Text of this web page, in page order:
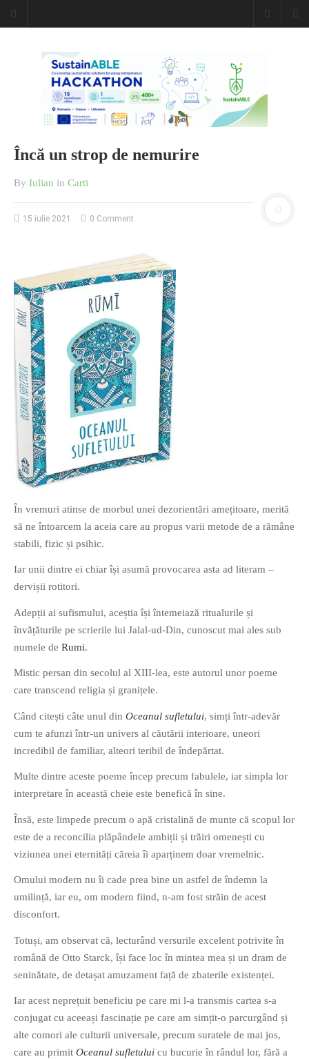
Caiet de
insemnari
DESCARCĂ!
O poveste in care sexul se
confunda cu dragostea,
cinismul cu idealismul si
poezia cu umorul.
DESCARCĂ!
If you like movies, words and
mind games, then this is the
book for you. Take the
own acrostics and describing
famous movies by using the
very letters of their titles!
RASFOIESTE
PAGINI
Contact
Descarca povestirea Floare
Albastra!
Încă un strop de nemurire
By Iulian in Carti
15 iulie 2021 0 Comment
În vremuri atinse de morbul unei dezorientări amețitoare, merită
să ne întoarcem la aceia care au propus varii metode de a rămâne
stabili, fizic și psihic.
Iar unii dintre ei chiar își asumă provocarea asta ad literam –
dervișii rotitori.
Adepții ai sufismului, aceștia își întemeiază ritualurile și
învățăturile pe scrierile lui Jalal-ud-Din, cunoscut mai ales sub
numele de Rumi.
Mistic persan din secolul al XIII-lea, este autorul unor poeme
care transcend religia și granițele.
Când citești câte unul din Oceanul sufletului, simți într-adevăr
cum te afunzi într-un univers al căutării interioare, uneori
incredibil de familiar, alteori teribil de îndepărtat.
Multe dintre aceste poeme încep precum fabulele, iar simpla lor
interpretare în această cheie este benefică în sine.
Însă, este limpede precum o apă cristalină de munte că scopul lor
este de a reconcilia plăpândele ambiții și trăiri omenești cu
viziunea unei eternități căreia îi aparținem doar vremelnic.
Omului modern nu îi cade prea bine un astfel de îndemn la
umilință, iar eu, om modern fiind, n-am fost străin de acest
disconfort.
Totuși, am observat că, lecturând versurile excelent potrivite în
română de Otto Starck, își face loc în mintea mea și un dram de
seninătate, de detașat amuzament față de zbaterile existenței.
Iar acest neprețuit beneficiu pe care mi l-a transmis cartea s-a
conjugat cu aceeași fascinație pe care am simțit-o parcurgând și
alte comori ale culturii universale, precum suratele de mai jos,
care au primit Oceanul sufletului cu bucurie în rândul lor, fără a